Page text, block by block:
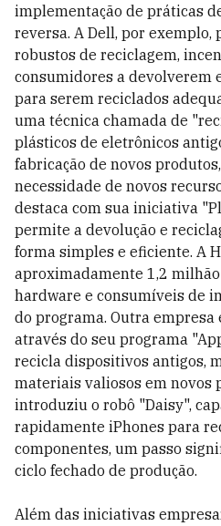
implementação de práticas
reversa. A Dell, por exemplo,
robustos de reciclagem,
consumidores a devolverem
para serem reciclados
uma técnica chamada de
plásticos de eletrônicos
fabricação de novos
necessidade de novos
destaca com sua iniciativa
permite a devolução e
forma simples e eficiente. A
aproximadamente 1,2
hardware e consumíveis de
do programa. Outra empresa
através do seu programa
recicla dispositivos antigos,
materiais valiosos em novos
introduziu o robô "Daisy",
rapidamente iPhones para
componentes, um passo
ciclo fechado de produção.
Além das iniciativas